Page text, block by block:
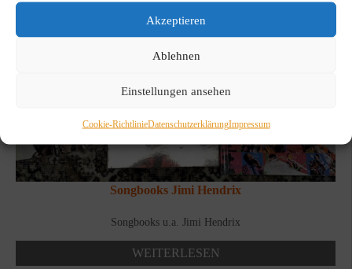
Akzeptieren
Ablehnen
Einstellungen ansehen
Cookie-RichtlinieDatenschutzerklärungImpressum
Songbooks Jimi Hendrix
Songbooks u.a. Jimi Hendrix
WEITERLESEN